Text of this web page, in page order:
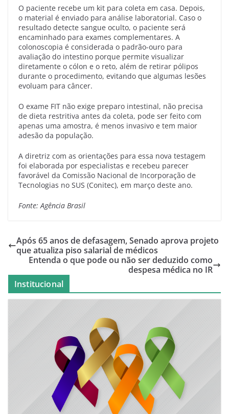
O paciente recebe um kit para coleta em casa. Depois,
o material é enviado para análise laboratorial. Caso o
resultado detecte sangue oculto, o paciente será
encaminhado para exames complementares. A
colonoscopia é considerada o padrão-ouro para
avaliação do intestino porque permite visualizar
diretamente o cólon e o reto, além de retirar pólipos
durante o procedimento, evitando que algumas lesões
evoluam para câncer.
O exame FIT não exige preparo intestinal, não precisa
de dieta restritiva antes da coleta, pode ser feito com
apenas uma amostra, é menos invasivo e tem maior
adesão da população.
A diretriz com as orientações para essa nova testagem
foi elaborada por especialistas e recebeu parecer
favorável da Comissão Nacional de Incorporação de
Tecnologias no SUS (Conitec), em março deste ano.
Fonte: Agência Brasil
Após 65 anos de defasagem, Senado aprova projeto
que atualiza piso salarial de médicos
Entenda o que pode ou não ser deduzido como
despesa médica no IR
Institucional